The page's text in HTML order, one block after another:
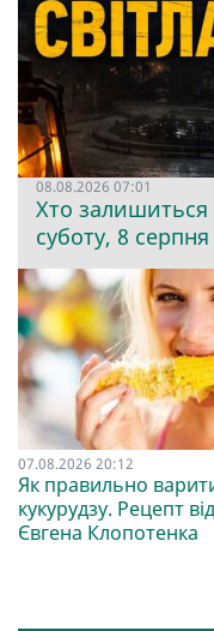
08.08.2026 07:01
Хто залишиться
суботу, 8
07.08.2026 20:12
Як правильно
кукурудзу. Рецепт від
Євгена Клопотенка